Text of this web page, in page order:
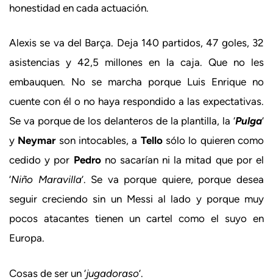
honestidad en cada actuación.
Alexis se va del Barça. Deja 140 partidos, 47 goles, 32
asistencias y 42,5 millones en la caja. Que no les
embauquen. No se marcha porque Luis Enrique no
cuente con él o no haya respondido a las expectativas.
Se va porque de los delanteros de la plantilla, la ‘Pulga’
y Neymarson intocables, a Tellosólo lo quieren como
cedido y por Pedrono sacarían ni la mitad que por el
‘Niño Maravilla’. Se va porque quiere, porque desea
seguir creciendo sin un Messi al lado y porque muy
pocos atacantes tienen un cartel como el suyo en
Europa.
Cosas de ser un ‘jugadoraso’.